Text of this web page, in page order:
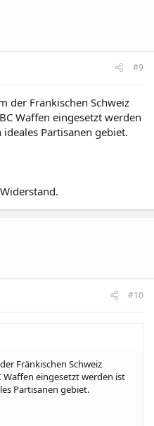
#9
der Fränkischen Schweiz
Waffen eingesetzt werden
Partisanen gebiet.
#10
Fränkischen Schweiz
Waffen eingesetzt werden ist
Partisanen gebiet.